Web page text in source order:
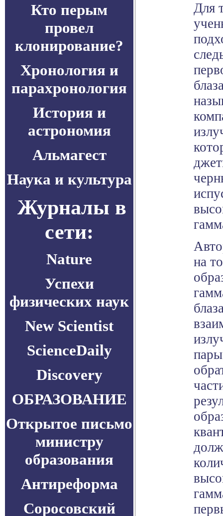
Кто перым
провел
клонирование?
Хронология и
парахронология
История и
астрономия
Альмагест
Наука и культура
Журналы в
сети:
Nature
Успехи
физических наук
New Scientist
ScienceDaily
Discovery
ОБРАЗОВАНИЕ
Открытое письмо
министру
образования
Антиреформа
Соросовский
Для
на